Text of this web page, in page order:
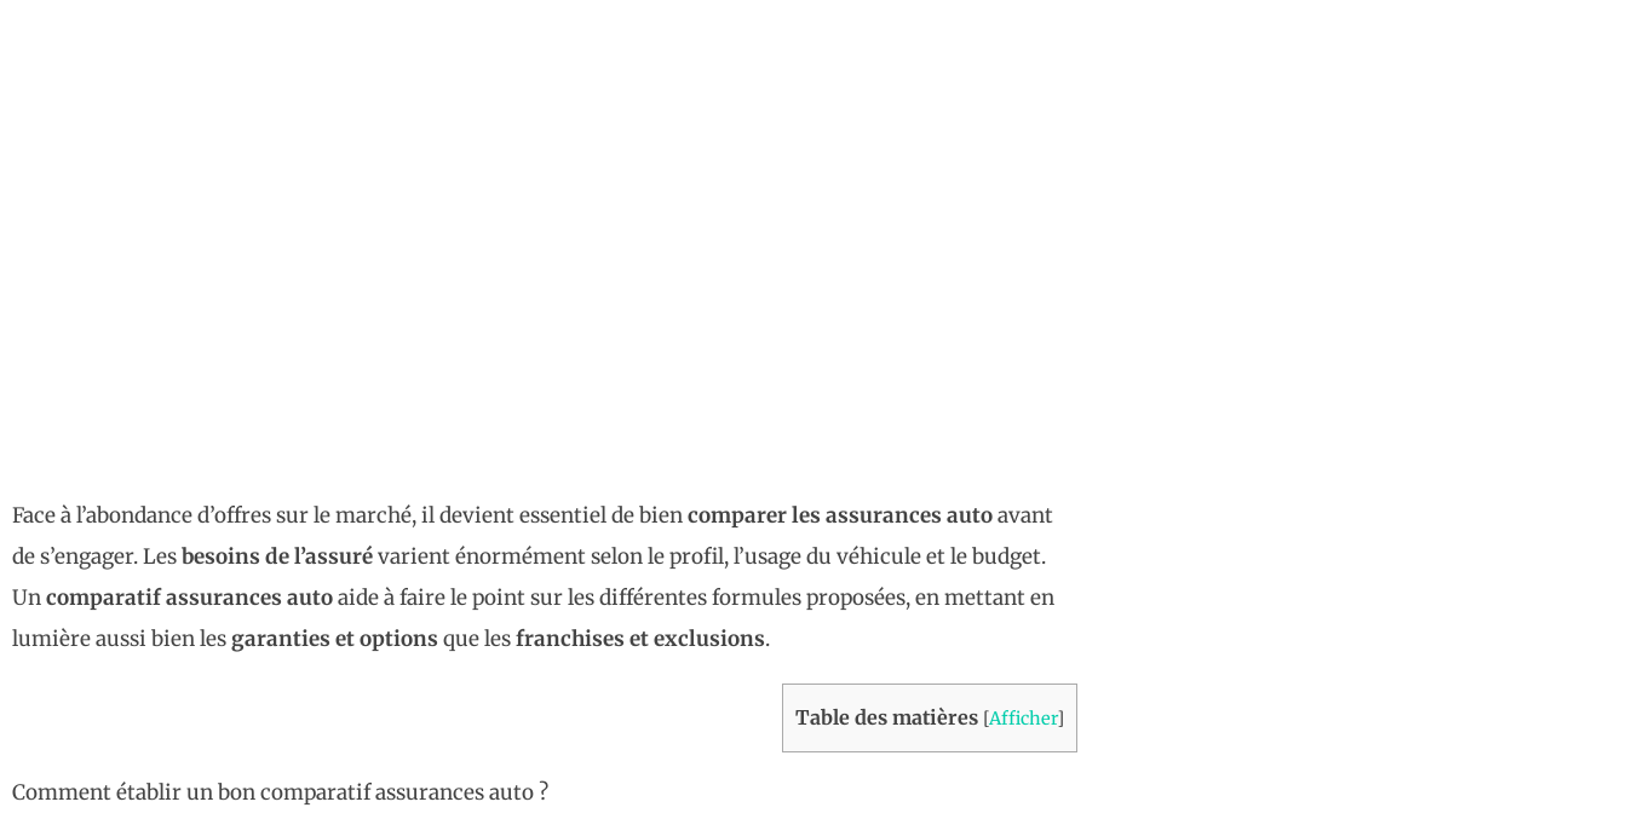
Face à l’abondance d’offres sur le marché, il devient essentiel de biencomparer les assurances autoavant
de s’engager. Lesbesoins de l’assurévarient énormément selon le profil, l’usage du véhicule et le budget.
Uncomparatif assurances autoaide à faire le point sur les différentes formules proposées, en mettant en
lumière aussi bien lesgaranties et options que lesfranchises et exclusions.
Table des matières [Afficher]
Comment établir un bon comparatif assurances auto ?